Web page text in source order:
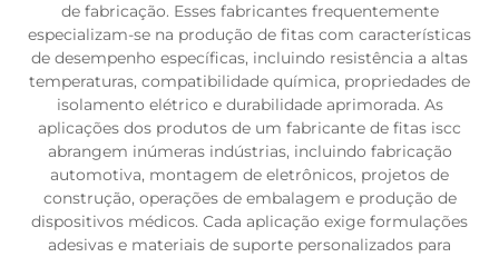
de fabricação. Esses fabricantes frequentemente
especializam-se na produção de fitas com características
de desempenho específicas, incluindo resistência a altas
temperaturas, compatibilidade química, propriedades de
isolamento elétrico e durabilidade aprimorada. As
aplicações dos produtos de um fabricante de fitas iscc
abrangem inúmeras indústrias, incluindo fabricação
automotiva, montagem de eletrônicos, projetos de
construção, operações de embalagem e produção de
dispositivos médicos. Cada aplicação exige formulações
adesivas e materiais de suporte personalizados para